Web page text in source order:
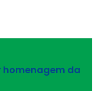
homenagem da